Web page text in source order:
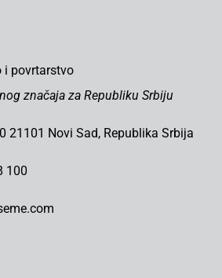
i povrtarstvo
značaja za Republiku Srbiju
21101 Novi Sad, Republika Srbija
100